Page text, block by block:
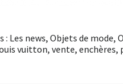
: Les news,Objets de mode,
vuitton, vente, enchères,